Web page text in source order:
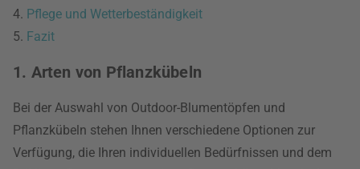
4. Pflege und Wetterbeständigkeit
5. Fazit
1. Arten von Pflanzkübeln
Bei der Auswahl von Outdoor-Blumentöpfen und
Pflanzkübeln stehen Ihnen verschiedene Optionen zur
Verfügung, die Ihren individuellen Bedürfnissen und dem